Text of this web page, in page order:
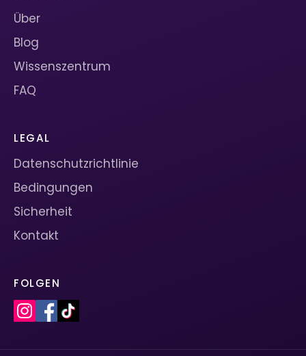
Über
Blog
Wissenszentrum
FAQ
LEGAL
Datenschutzrichtlinie
Bedingungen
Sicherheit
Kontakt
FOLGEN